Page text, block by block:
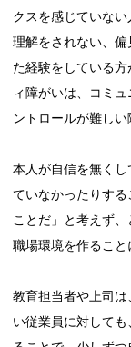
クスを感じていな
理解をされない、
た経験をしている
ィ障がいは、コミ
ントロールが難しい
本人が自信を無く
ていなかったりす
ことだ」と考えず
職場環境を作ること
教育担当者や上司
い従業員に対して